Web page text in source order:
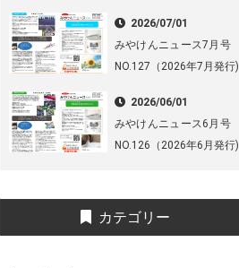
2026/07/01
みやけんニュース7月号
NO.127（2026年7月発行)
2026/06/01
みやけんニュース6月号
NO.126（2026年6月発行)
カテゴリー